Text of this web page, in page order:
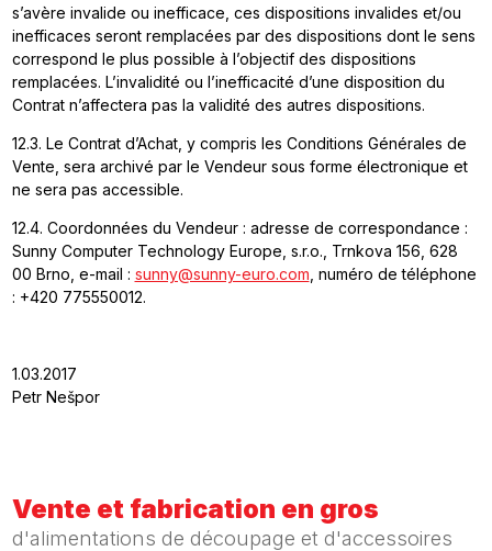
s’avère invalide ou inefficace, ces dispositions invalides et/ou
inefficaces seront remplacées par des dispositions dont le sens
correspond le plus possible à l’objectif des dispositions
remplacées. L’invalidité ou l’inefficacité d’une disposition du
Contrat n’affectera pas la validité des autres dispositions.
12.3. Le Contrat d’Achat, y compris les Conditions Générales de
Vente, sera archivé par le Vendeur sous forme électronique et
ne sera pas accessible.
12.4. Coordonnées du Vendeur : adresse de correspondance :
Sunny Computer Technology Europe, s.r.o., Trnkova 156, 628
00 Brno, e-mail : sunny@sunny-euro.com , numéro de téléphone
: +420 775550012.
1.03.2017
Petr Nešpor
Vente et fabrication en gros
d'alimentations de découpage et d'accessoires